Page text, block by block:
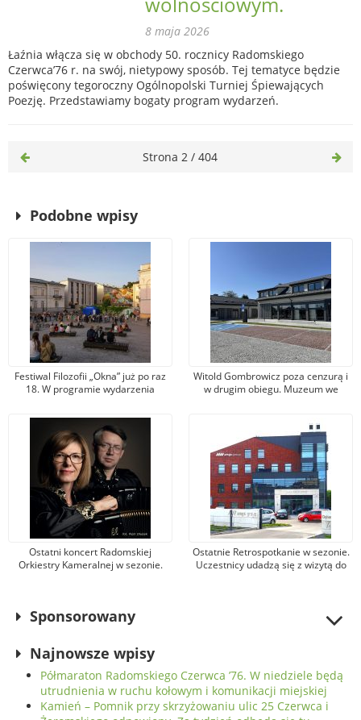
8 maja 2026
Łaźnia włącza się w obchody 50. rocznicy Radomskiego
Czerwca’76 r. na swój, nietypowy sposób. Tej tematyce będzie
poświęcony tegoroczny Ogólnopolski Turniej Śpiewających
Poezję. Przedstawiamy bogaty program wydarzeń.
Strona 2 / 404
Podobne wpisy
Festiwal Filozofii „Okna” już po raz
18. W programie wydarzenia
Witold Gombrowicz poza cenzurą i
w drugim obiegu. Muzeum we
Ostatni koncert Radomskiej
Orkiestry Kameralnej w sezonie.
Ostatnie Retrospotkanie w sezonie.
Uczestnicy udadzą się z wizytą do
Sponsorowany
Najnowsze wpisy
Półmaraton Radomskiego Czerwca ’76. W niedziele będą
utrudnienia w ruchu kołowym i komunikacji miejskiej
Kamień – Pomnik przy skrzyżowaniu ulic 25 Czerwca i